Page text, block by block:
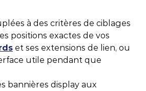
à des critères de ciblages
positions exactes de vos
et ses extensions de lien, ou
utile pendant que
bannières display aux